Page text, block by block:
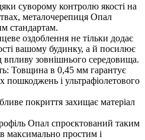
суворому контролю якості на
металочерепиця Опал
стандартам.
оздоблення не тільки додає
вашому будинку, а й посилює
впливу зовнішнього середовища.
Товщина в 0,45 мм гарантує
пошкоджень і ультрафіолетового
покриття захищає матеріал
Опал спроєктований таким
простим і